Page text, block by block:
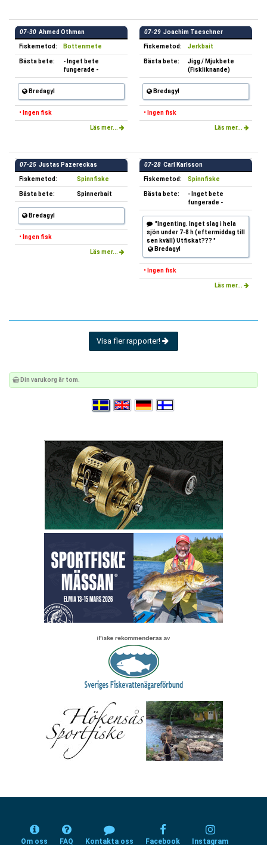
07-30 Ahmed Othman
Fiskemetod: Bottenmete
Bästa bete:
- Inget bete
fungerade -
Bredagyl
• Ingen fisk
Läs mer...
07-29 Joachim Taeschner
Fiskemetod: Jerkbait
Bästa bete:
Jigg / Mjukbete
(Fiskliknande)
Bredagyl
• Ingen fisk
Läs mer...
07-25 Justas Pazereckas
Fiskemetod: Spinnfiske
Bästa bete: Spinnerbait
Bredagyl
• Ingen fisk
Läs mer...
07-28 Carl Karlsson
Fiskemetod: Spinnfiske
Bästa bete:
- Inget bete
fungerade -
"Ingenting. Inget slag i hela
sjön under 7-8 h (eftermiddag till
sen kväll) Utfiskat??? "
Bredagyl
• Ingen fisk
Läs mer...
Visa fler rapporter!
Din varukorg är tom.
Om oss FAQ Kontakta oss Facebook Instagram